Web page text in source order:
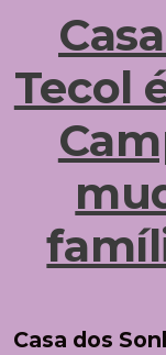
Tecol
Casa dos